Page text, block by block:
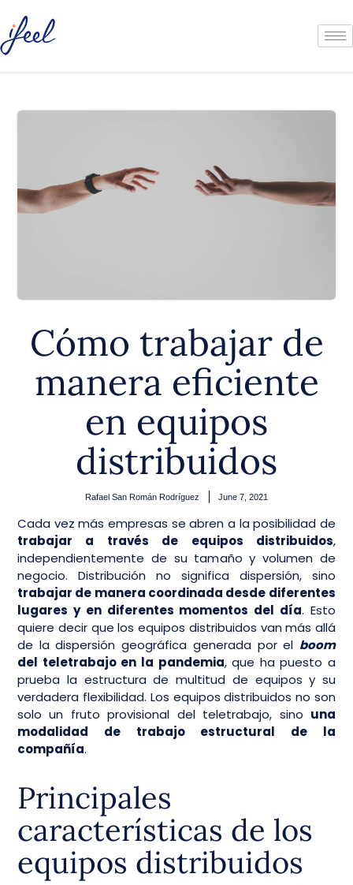
Cómo trabajar de
manera eficiente
en equipos
distribuidos
Rafael San Román Rodríguez June 7, 2021
Cada vez más empresas se abren a la posibilidad de
trabajar a través de equipos distribuidos,
independientemente de su tamaño y volumen de
negocio. Distribución no significa dispersión, sino
trabajar de manera coordinada desde diferentes
lugares y en diferentes momentos del día. Esto
quiere decir que los equipos distribuidos van más allá
de la dispersión geográfica generada por el boom
del teletrabajo en la pandemia, que ha puesto a
prueba la estructura de multitud de equipos y su
verdadera flexibilidad. Los equipos distribuidos no son
solo un fruto provisional del teletrabajo, sino una
modalidad de trabajo estructural de la
compañía.
Principales
características de los
equipos distribuidos